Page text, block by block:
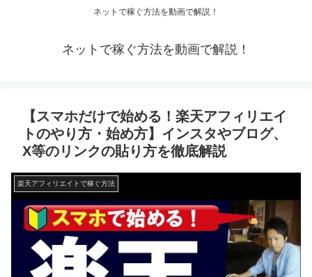
ネットで稼ぐ方法を動画で解説！
ネットで稼ぐ方法を動画で解説！
【スマホだけで始める！楽天アフィリエイ
トのやり方・始め方】インスタやブログ、
X等のリンクの貼り方を徹底解説
楽天アフィリエイトで稼ぐ方法